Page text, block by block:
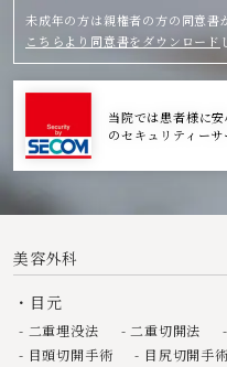
未成年の方は親権者の方の同意書
こちらより同意書をダウンロード
当院では患者様に
のセキュリティーサ
美容外科
目元
二重埋没法 二重切開法
目頭切開手術
目尻切開手術